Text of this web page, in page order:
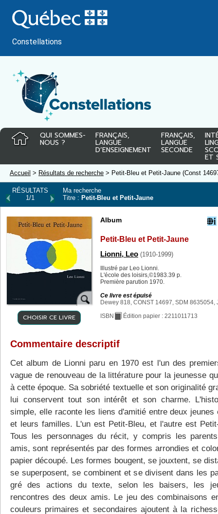
au
contenu
Constellations
QUI SOMMES-
NOUS ?
FRANÇAIS,
LANGUE
D’ENSEIGNEMENT
FRANÇAIS,
LANGUE
SECONDE
ET
Accueil > Résultats de recherche > Petit-Bleu et Petit-Jaune (Const
RÉSULTATS
1/1
Ma recherche
Titre : Petit-Bleu et Petit-Jaune
CHOISIR CE LIVRE
Album
Petit-Bleu et Petit-Jaune
Lionni, Leo (1910-1999)
Illustré par Leo Lionni.
L'école des loisirs,©1983.39 p.
Première parution 1970.
Ce livre est épuisé
Dewey 818, CONST 14697, SDM 8635054,
ISBN Édition papier : 2211011713
Commentaire descriptif
Cet album de Lionni paru en 1970 est l'un des
vague de renouveau de la littérature pour la jeunesse
à cette époque. Sa sobriété textuelle et son originalité
lui conservent tout son intérêt et son charme.
simple, elle raconte les liens d'amitié entre deux jeunes
et leurs familles. L'un est Petit-Bleu, et l'autre est
Tous les personnages du récit, y compris les
amis, sont représentés par des formes arrondies et
papier découpé. Les formes bougent, se jouxtent, se
se superposent, se combinent et se divisent dans les
gré des actions du texte, selon les baisers, les
rencontres des deux amis. Le jeu des combinaisons
couleurs primaires et secondaires ajoutent à la